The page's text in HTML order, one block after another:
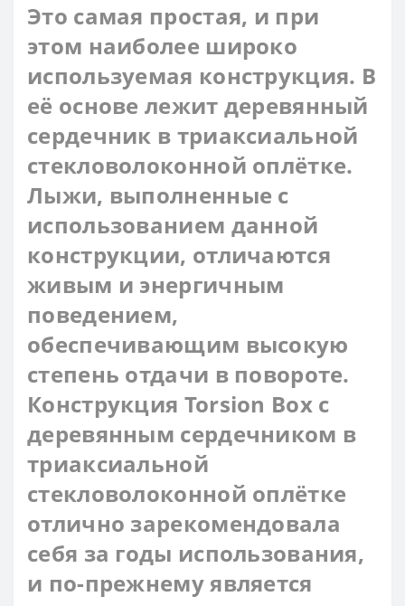
Это самая простая, и при
этом наиболее широко
используемая конструкция. В
её основе лежит деревянный
сердечник в триаксиальной
стекловолоконной оплётке.
Лыжи, выполненные с
использованием данной
конструкции, отличаются
живым и энергичным
поведением,
обеспечивающим высокую
степень отдачи в повороте.
Конструкция Torsion Box с
деревянным сердечником в
триаксиальной
стекловолоконной оплётке
отлично зарекомендовала
себя за годы использования,
и по-прежнему является